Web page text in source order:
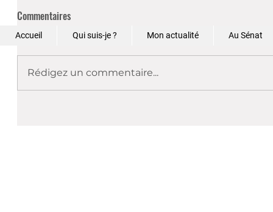
Commentaires
Rédigez un commentaire...
Accueil Qui suis-je ? Mon actualité Au Sénat